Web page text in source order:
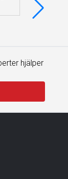
hjälper